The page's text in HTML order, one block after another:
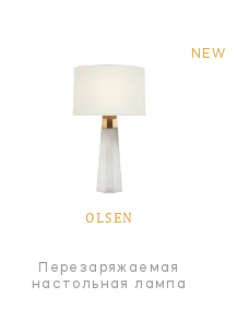
NEW
OLSEN
Перезаряжаемая
настольная лампа